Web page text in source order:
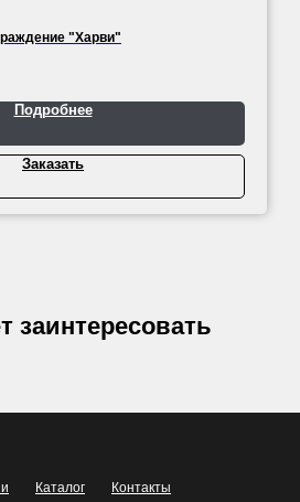
"Харви"
Подробнее
Заказать
заинтересовать
Каталог Контакты